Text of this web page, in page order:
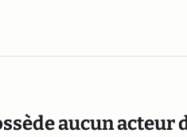
aucun acteur